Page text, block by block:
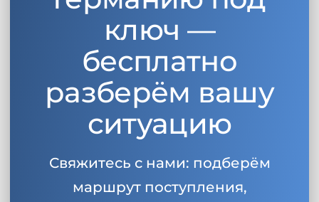
ключ —
бесплатно
разберём вашу
ситуацию
Свяжитесь с нами: подберём
маршрут поступления,